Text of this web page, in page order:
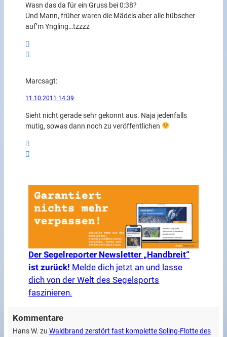
Wasn das da für ein Gruss bei 0:38?
Und Mann, früher waren die Mädels aber alle hübscher
auf’m Yngling…tzzzz
Marcsagt:
11.10.2011 14:39
Sieht nicht gerade sehr gekonnt aus. Naja jedenfalls
mutig, sowas dann noch zu veröffentlichen
Der Segelreporter Newsletter „Handbreit“
ist zurück! Melde dich jetzt an und lasse
dich von der Welt des Segelsports
faszinieren.
Kommentare
Hans W. zu Waldbrand zerstört fast komplette Soling-Flotte des